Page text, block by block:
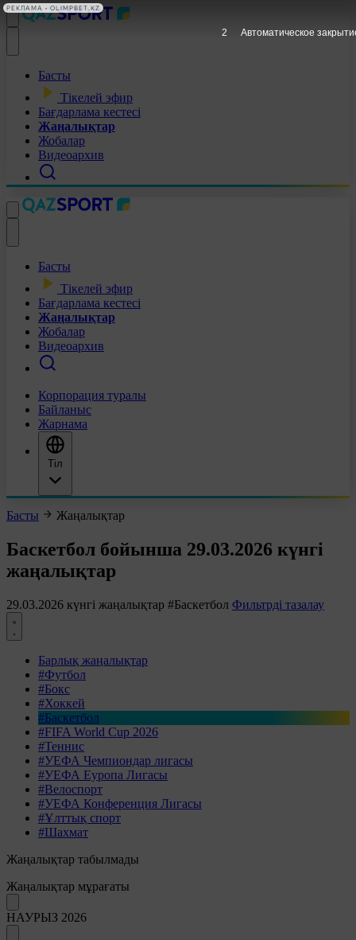
Басты
Тікелей эфир
Бағдарлама кестесі
Жаңалықтар
Жобалар
Видеоархив
Басты
Тікелей эфир
Бағдарлама кестесі
Жаңалықтар
Жобалар
Видеоархив
Корпорация туралы
Байланыс
Жарнама
Тіл
Басты Жаңалықтар
Баскетбол бойынша 29.03.2026 күнгі
жаңалықтар
29.03.2026 күнгі жаңалықтар #Баскетбол Фильтрді тазалау
Барлық жаңалықтар
#Футбол
#Бокс
#Хоккей
#Баскетбол
#FIFA World Cup 2026
#Теннис
#УЕФА Чемпиондар лигасы
#УЕФА Еуропа Лигасы
#Велоспорт
#УЕФА Конференция Лигасы
#Ұлттық спорт
#Шахмат
Жаңалықтар табылмады
Жаңалықтар мұрағаты
НАУРЫЗ 2026
1 Автоматическое
РЕКЛАМА • OLIMPBET.KZ